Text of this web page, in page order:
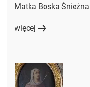
Matka Boska Śnieżna
więcej